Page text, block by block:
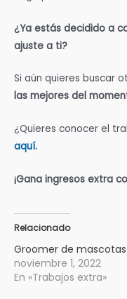
¿Ya estás decidido a
ajuste a ti?
Si aún quieres buscar
las mejores del
¿Quieres conocer el
aquí.
¡Gana ingresos extra
Relacionado
Groomer de mascotas
noviembre 1, 2022
En «Trabajos extra»